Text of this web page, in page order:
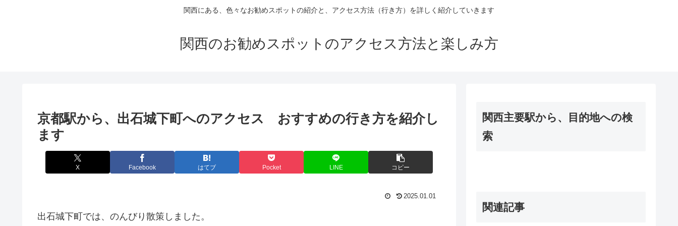
関西にある、色々なお勧めスポットの紹介と、アクセス方法（行き方）を詳しく紹介していきます
関西のお勧めスポットのアクセス方法と楽しみ方
京都駅から、出石城下町へのアクセス おすすめの行き方を紹介し
ます
X Facebook はてブ Pocket LINE コピー
2025.01.01
出石城下町では、のんびり散策しました。
関西主要駅から、目的地への検
索
関連記事